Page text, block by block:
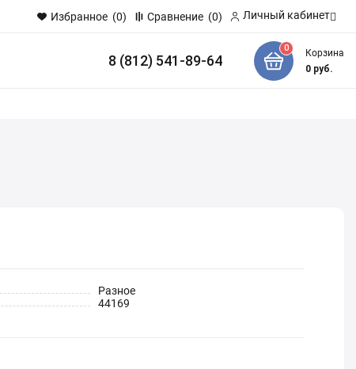
Избранное (0) Сравнение (0) Личный кабинет
8 (812) 541-89-64
0
Корзина
0руб.
Разное
44169